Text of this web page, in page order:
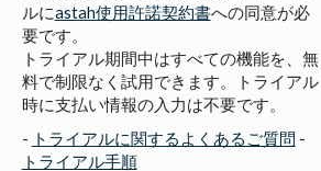
ルにastah使用許諾契約書への同意が必
要です。
トライアル期間中はすべての機能を、無
料で制限なく試用できます。トライアル
時に支払い情報の入力は不要です。
- トライアルに関するよくあるご質問 -
トライアル手順